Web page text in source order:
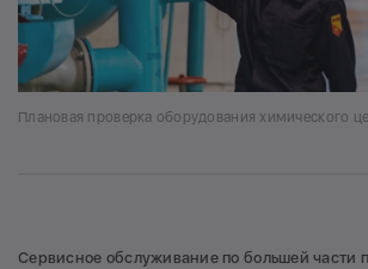
Плановая проверка оборудования химического
Сервисное обслуживание по большей части